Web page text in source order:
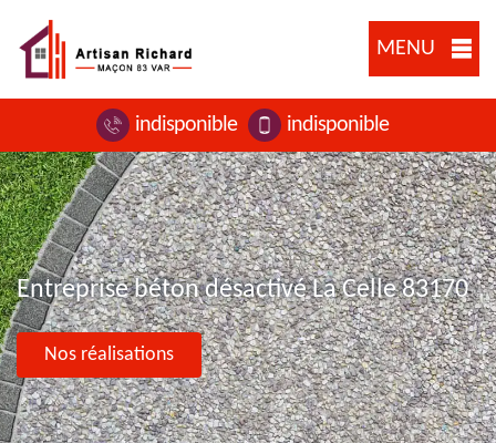
MENU
indisponible indisponible
Entreprise béton désactivé La Celle 83170
Nos réalisations